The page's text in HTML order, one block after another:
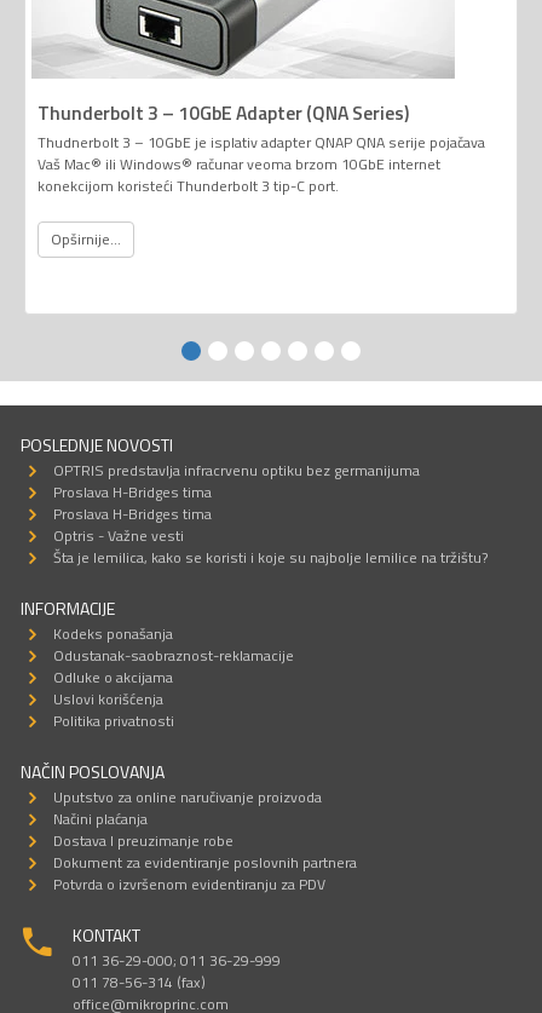
Thunderbolt 3 – 10GbE Adapter (QNA Series)
Thudnerbolt 3 – 10GbE je isplativ adapter QNAP QNA serije pojačava
Vaš Mac® ili Windows® računar veoma brzom 10GbE internet
konekcijom koristeći Thunderbolt 3 tip-C port.
Opširnije...
POSLEDNJE NOVOSTI
OPTRIS predstavlja infracrvenu optiku bez germanijuma
Proslava H-Bridges tima
Proslava H-Bridges tima
Optris - Važne vesti
Šta je lemilica, kako se koristi i koje su najbolje lemilice na tržištu?
INFORMACIJE
Kodeks ponašanja
Odustanak-saobraznost-reklamacije
Odluke o akcijama
Uslovi korišćenja
Politika privatnosti
NAČIN POSLOVANJA
Uputstvo za online naručivanje proizvoda
Načini plaćanja
Dostava I preuzimanje robe
Dokument za evidentiranje poslovnih partnera
Potvrda o izvršenom evidentiranju za PDV
KONTAKT
011 36-29-000; 011 36-29-999
011 78-56-314 (fax)
office@mikroprinc.com